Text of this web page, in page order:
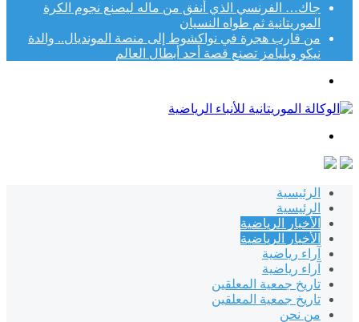
جاك… الفرنسي الذي أنفق من ماله ليصنع نجوم الكرة
الموريتانية ثم طواه النسيان
من قارب هجرة في نواكشوط إلى منصة المونديال.. والدة
نيكو ويليامز تصنع قصة أحد أبطال العالم
الرئيسية
الرئيسية
الأخبار الرياضية
الأخبار الرياضية
آراء رياضية
آراء رياضية
تاريخ جمعية المعلقين
تاريخ جمعية المعلقين
من نحن